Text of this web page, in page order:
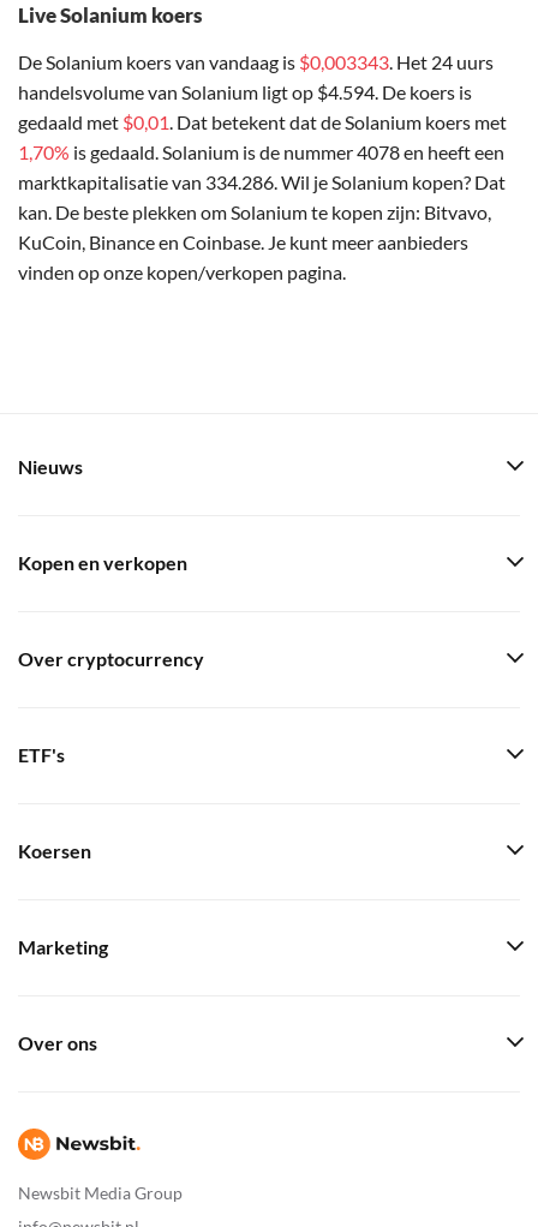
Live Solanium koers
De Solanium koers van vandaag is $0,003343. Het 24 uurs
handelsvolume van Solanium ligt op $4.594. De koers is
gedaald met $0,01. Dat betekent dat de Solanium koers met
1,70% is gedaald. Solanium is de nummer 4078 en heeft een
marktkapitalisatie van 334.286. Wil je Solanium kopen? Dat
kan. De beste plekken om Solanium te kopen zijn: Bitvavo,
KuCoin, Binance en Coinbase. Je kunt meer aanbieders
vinden op onze kopen/verkopen pagina.
Newsbit Media Group
Nieuws
Kopen en verkopen
Over cryptocurrency
ETF's
Koersen
Marketing
Over ons